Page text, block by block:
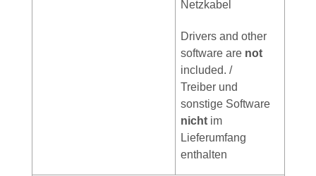
Netzkabel
Drivers and other
software are not
included. /
Treiber und
sonstige Software
nicht im
Lieferumfang
enthalten